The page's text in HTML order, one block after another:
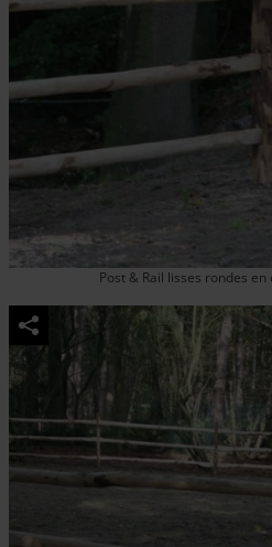
Post & Rail lisses rondes